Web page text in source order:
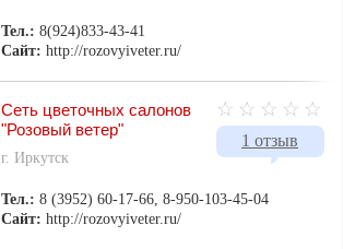
Тел.:8(924)833-43-41
Сайт: http://rozovyiveter.ru/
1 отзыв
Сеть цветочных салонов
"Розовый ветер"
г. Иркутск
Тел.:8 (3952) 60-17-66, 8-950-103-45-04
Сайт: http://rozovyiveter.ru/